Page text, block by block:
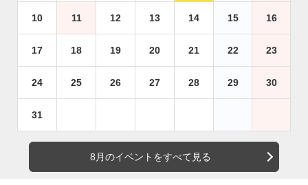
10 11 12 13 14 15 16
17 18 19 20 21 22 23
24 25 26 27 28 29 30
31
8月のイベントをすべて見る